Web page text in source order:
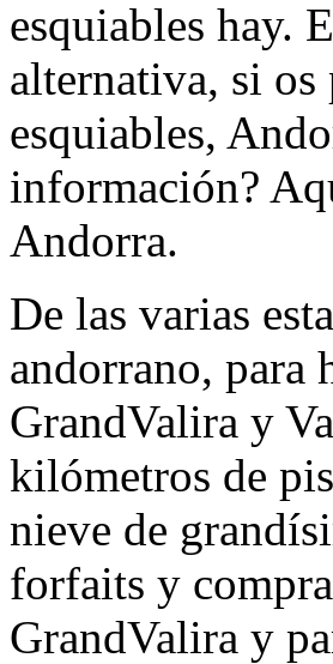
esquiables hay.
alternativa, si
esquiables,
información?
Andorra.
De las varias
andorrano, para
GrandValira y
kilómetros de
nieve de
forfaits y
GrandValira y